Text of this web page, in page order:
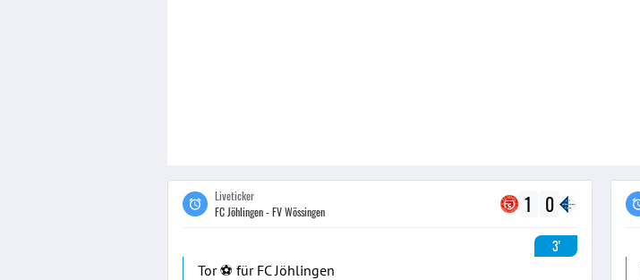
Liveticker
FC Jöhlingen - FV Wössingen
1 0
3'
Tor ⚽️ für FC Jöhlingen